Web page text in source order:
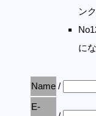
ン
に
Name /
E-